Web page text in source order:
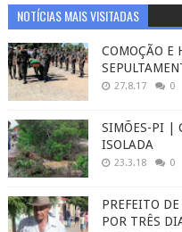
NOTÍCIAS MAIS VISITADAS
COMOÇÃO E
27.8.17 0
SIMÕES-PI |
ISOLADA
23.3.18 0
PREFEITO
POR TRÊS